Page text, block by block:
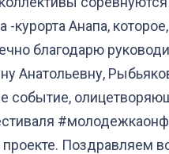
Анапа,
благодарю
Анатольевну,
событие,
Поздравляем